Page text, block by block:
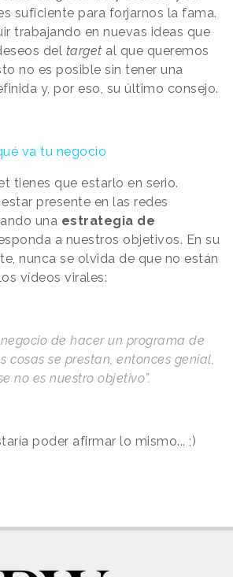
suficiente para forjarnos la fama.
trabajando en nuevas ideas que
del target al que queremos
no es posible sin tener una
y, por eso, su último consejo.
va tu negocio
tienes que estarlo en serio.
presente en las redes
una estrategia de
a nuestros objetivos. En su
nunca se olvida de que no están
vídeos virales:
negocio de hacer un programa de
cosas se prestan, entonces genial,
no es nuestro objetivo”.
poder afirmar lo mismo... ;)